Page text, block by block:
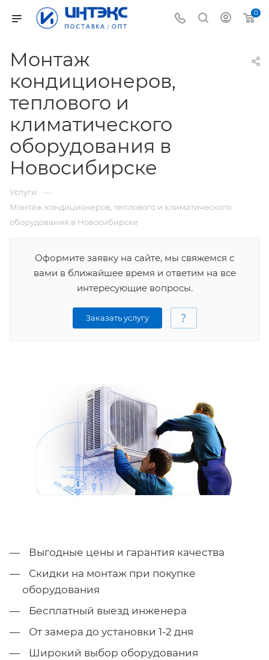
0
Монтаж
кондиционеров,
теплового и
климатического
оборудования в
Новосибирске
Услуги —
Монтаж кондиционеров, теплового и климатического
оборудования в Новосибирске
Оформите заявку на сайте, мы свяжемся с
вами в ближайшее время и ответим на все
интересующие вопросы.
Заказать услугу
Выгодные цены и гарантия качества
Скидки на монтаж при покупке
оборудования
Бесплатный выезд инженера
От замера до установки 1-2 дня
Широкий выбор оборудования